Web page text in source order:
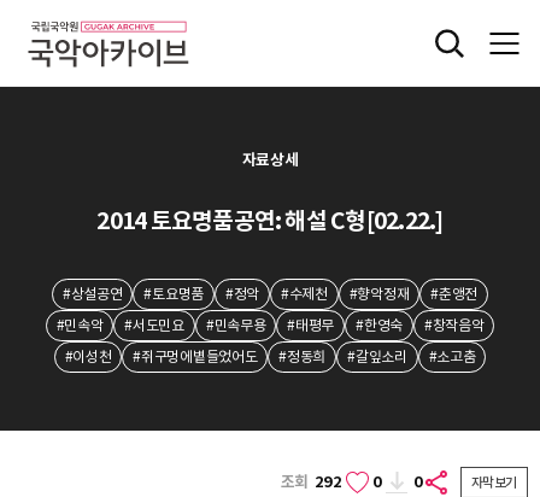
자료상세
2014 토요명품공연: 해설 C형[02.22.]
#상설공연 #토요명품 #정악 #수제천 #향악정재
#춘앵전
#민속악
#서도민요 #민속무용 #태평무 #한영숙
#창작음악
#이성천
#쥐구멍에볕들었어도 #정동희 #갈잎소리 #소고춤
조회 292 0 0 자막보기